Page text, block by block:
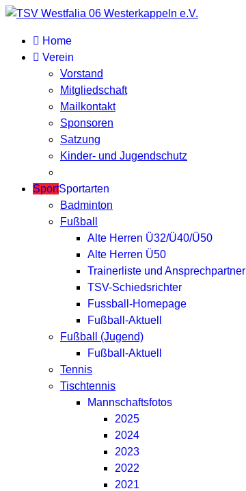
Home
Verein
Vorstand
Mitgliedschaft
Mailkontakt
Sponsoren
Satzung
Kinder- und Jugendschutz
SportSportarten
Badminton
Fußball
Alte Herren Ü32/Ü40/Ü50
Alte Herren Ü50
Trainerliste und Ansprechpartner
TSV-Schiedsrichter
Fussball-Homepage
Fußball-Aktuell
Fußball (Jugend)
Fußball-Aktuell
Tennis
Tischtennis
Mannschaftsfotos
2025
2024
2023
2022
2021